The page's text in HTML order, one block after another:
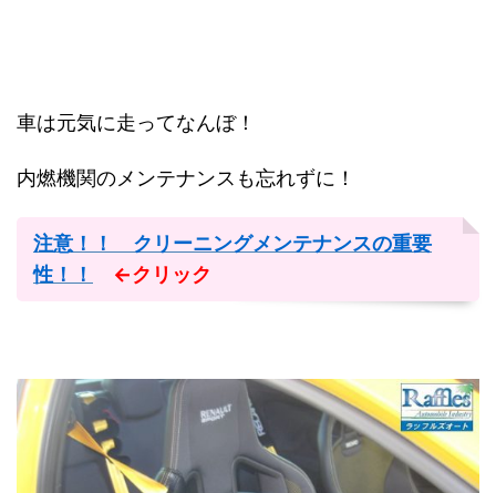
車は元気に走ってなんぼ！
内燃機関のメンテナンスも忘れずに！
注意！！ クリーニングメンテナンスの重要
性！！
←クリック